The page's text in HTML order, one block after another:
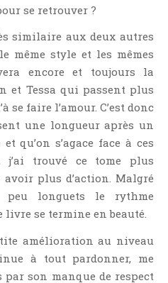
se retrouver ?
similaire aux deux autres
même style et les mêmes
encore et toujours la
et Tessa qui passent plus
se faire l’amour. C’est donc
une longueur après un
qu’on s’agace face à ces
j’ai trouvé ce tome plus
plus d’action. Malgré
peu longuets le rythme
livre se termine en beauté.
amélioration au niveau
à tout pardonner, me
son manque de respect